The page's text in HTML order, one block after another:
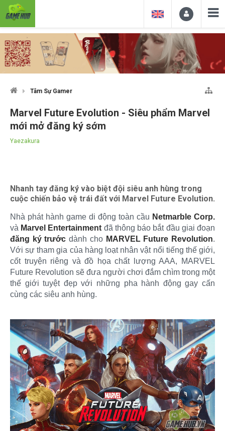
Tâm Sự Gamer
Marvel Future Evolution - Siêu phẩm Marvel
mới mở đăng ký sớm
Yaezakura
Nhanh tay đăng ký vào biệt đội siêu anh hùng trong
cuộc chiến bảo vệ trái đất với Marvel Future Evolution.
Nhà phát hành game di động toàn cầu Netmarble Corp.
và Marvel Entertainment đã thông báo bắt đầu giai đoạn
đăng ký trước dành cho MARVEL Future Revolution.
Với sự tham gia của hàng loạt nhân vật nổi tiếng thế giới,
cốt truyện riêng và đồ họa chất lượng AAA, MARVEL
Future Revolution sẽ đưa người chơi đắm chìm trong một
thế giới tuyệt đẹp với những pha hành động gay cấn
cùng các siêu anh hùng.